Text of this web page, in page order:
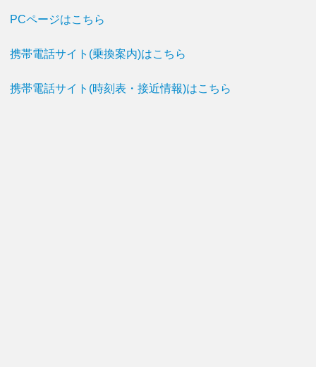
PCページはこちら
携帯電話サイト(乗換案内)はこちら
携帯電話サイト(時刻表・接近情報)はこちら